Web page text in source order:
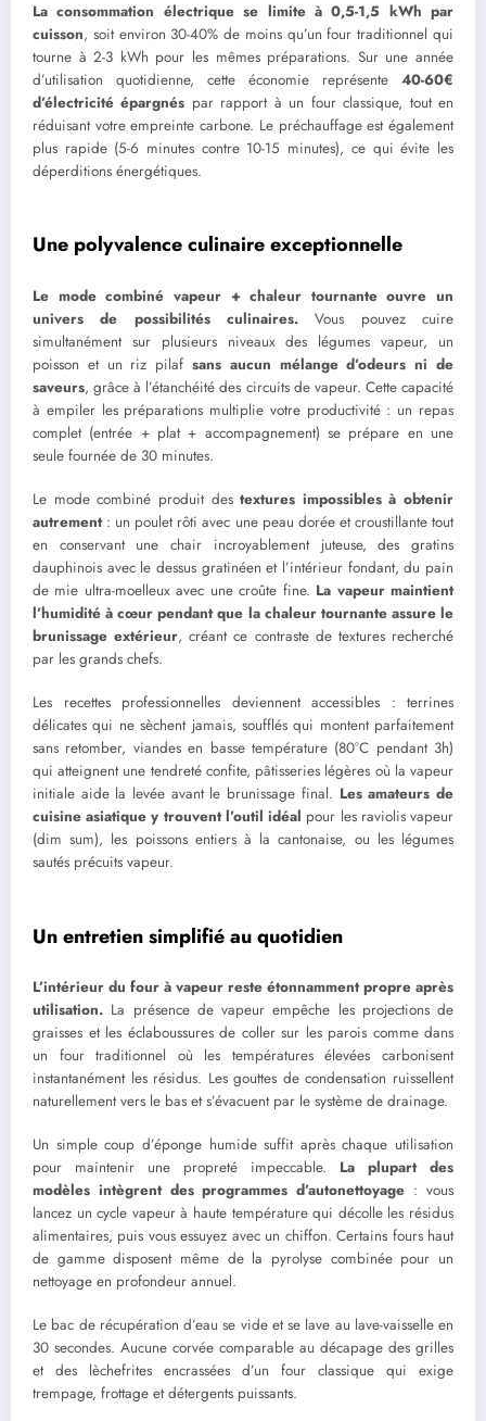
La consommation électrique se limite à 0,5-1,5 kWh par
cuisson, soit environ 30-40% de moins qu’un four traditionnel qui
tourne à 2-3 kWh pour les mêmes préparations. Sur une année
d’utilisation quotidienne, cette économie représente 40-60€
d’électricité épargnés par rapport à un four classique, tout en
réduisant votre empreinte carbone. Le préchauffage est également
plus rapide (5-6 minutes contre 10-15 minutes), ce qui évite les
déperditions énergétiques.
Une polyvalence culinaire exceptionnelle
Le mode combiné vapeur + chaleur tournante ouvre un
univers de possibilités culinaires. Vous pouvez cuire
simultanément sur plusieurs niveaux des légumes vapeur, un
poisson et un riz pilaf sans aucun mélange d’odeurs ni de
saveurs, grâce à l’étanchéité des circuits de vapeur. Cette capacité
à empiler les préparations multiplie votre productivité : un repas
complet (entrée + plat + accompagnement) se prépare en une
seule fournée de 30 minutes.
Le mode combiné produit destextures impossibles à obtenir
autrement: un poulet rôti avec une peau dorée et croustillante tout
en conservant une chair incroyablement juteuse, des gratins
dauphinois avec le dessus gratinéen et l’intérieur fondant, du pain
de mie ultra-moelleux avec une croûte fine. La vapeur maintient
l’humidité à cœur pendant que la chaleur tournante assure le
brunissage extérieur, créant ce contraste de textures recherché
par les grands chefs.
Les recettes professionnelles deviennent accessibles : terrines
délicates qui ne sèchent jamais, soufflés qui montent parfaitement
sans retomber, viandes en basse température (80°C pendant 3h)
qui atteignent une tendreté confite, pâtisseries légères où la vapeur
initiale aide la levée avant le brunissage final. Les amateurs de
cuisine asiatique y trouvent l’outil idéal pour les raviolis vapeur
(dim sum), les poissons entiers à la cantonaise, ou les légumes
sautés précuits vapeur.
Un entretien simplifié au quotidien
L’intérieur du four à vapeur reste étonnamment propre après
utilisation. La présence de vapeur empêche les projections de
graisses et les éclaboussures de coller sur les parois comme dans
un four traditionnel où les températures élevées carbonisent
instantanément les résidus. Les gouttes de condensation ruissellent
naturellement vers le bas et s’évacuent par le système de drainage.
Un simple coup d’éponge humide suffit après chaque utilisation
pour maintenir une propreté impeccable. La plupart des
modèles intègrent des programmes d’autonettoyage : vous
lancez un cycle vapeur à haute température qui décolle les résidus
alimentaires, puis vous essuyez avec un chiffon. Certains fours haut
de gamme disposent même de la pyrolyse combinée pour un
nettoyage en profondeur annuel.
Le bac de récupération d’eau se vide et se lave au lave-vaisselle en
30 secondes. Aucune corvée comparable au décapage des grilles
et des lèchefrites encrassées d’un four classique qui exige
trempage, frottage et détergents puissants.